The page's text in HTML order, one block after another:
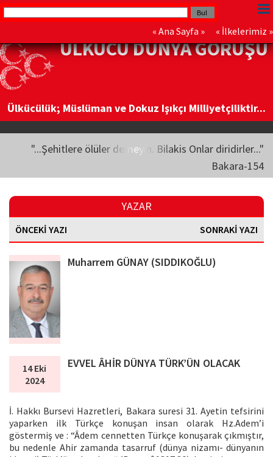
« Ana Sayfa » « İlkelerimiz »
ÜLKÜCÜ DÜNYA GÖRÜŞÜ
Ülkücülük; Müslüman ve Dokuz Işıkçı Milliyetçiliktir...
"...Şehitlere ölüler demeyin. Bilakis Onlar diridirler..."
Bakara-154
YAZAR
ÖNCEKİ YAZI SONRAKİ YAZI
Muharrem GÜNAY (SIDDIKOĞLU)
14 Eki
2024
EVVEL ÂHİR DÜNYA TÜRK’ÜN OLACAK
İ. Hakkı Bursevi Hazretleri, Bakara suresi 31. Ayetin tefsirini
yaparken ilk Türkçe konuşan insan olarak Hz.Adem’i
göstermiş ve : “Âdem cennetten Türkçe konuşarak çıkmıştır,
bu nedenle Ahir zamanda tasarruf (dünya nizamı- dünyanın